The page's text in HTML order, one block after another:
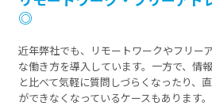
◎
近年弊社でも、リモートワークやフリー
な働き方を導入しています。一方で、情
と比べて気軽に質問しづらくなったり、
ができなくなっているケースもあります。